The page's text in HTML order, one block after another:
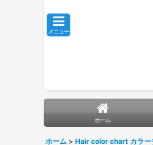
メニュー
ホーム
ホーム > Hair color chart カラー